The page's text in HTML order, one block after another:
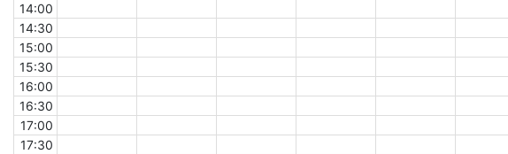
14:00
14:30
15:00
15:30
16:00
16:30
17:00
17:30